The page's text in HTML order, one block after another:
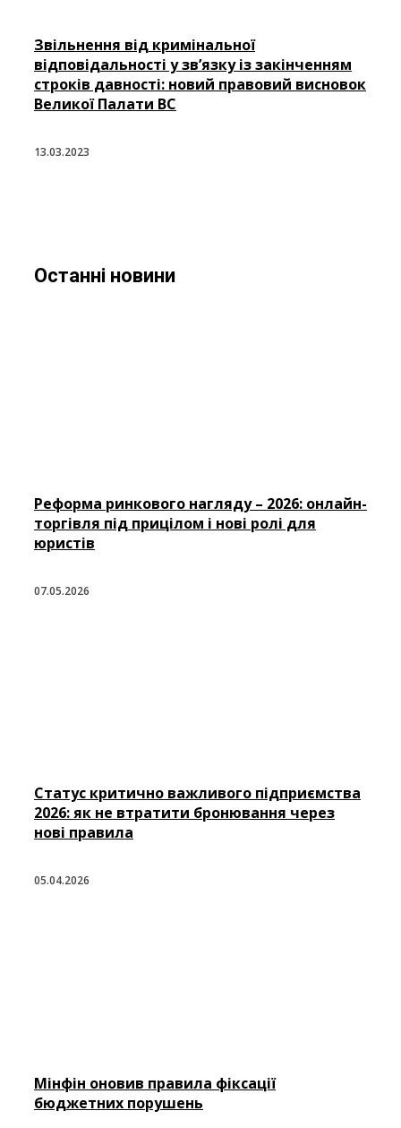
Звільнення від кримінальної
відповідальності у зв’язку із закінченням
строків давності: новий правовий висновок
Великої Палати ВС
13.03.2023
Останні новини
Реформа ринкового нагляду – 2026: онлайн-
торгівля під прицілом і нові ролі для
юристів
07.05.2026
Статус критично важливого підприємства
2026: як не втратити бронювання через
нові правила
05.04.2026
Мінфін оновив правила фіксації
бюджетних порушень